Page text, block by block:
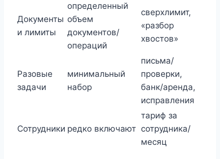
Документы
и лимиты
определенный
объем
документов/
операций
сверхлимит,
«разбор
хвостов»
Разовые
задачи
минимальный
набор
письма/
проверки,
банк/аренда,
исправления
Сотрудники редко включают
тариф за
сотрудника/
месяц